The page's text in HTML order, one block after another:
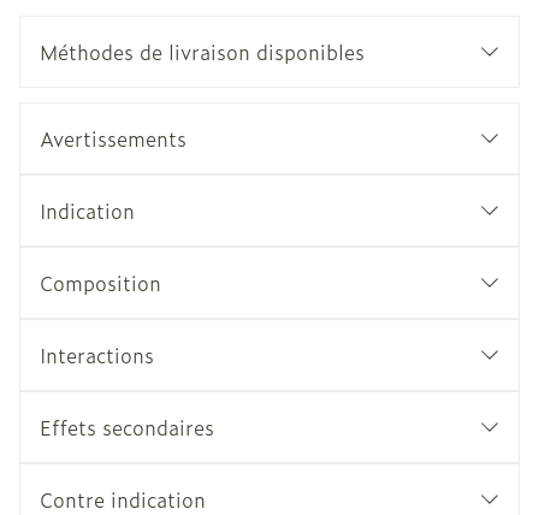
Méthodes de livraison disponibles
Avertissements
Indication
Composition
Interactions
Effets secondaires
Contre indication